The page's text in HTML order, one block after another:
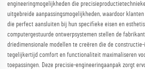
engineeringmogelijkheden die
uitgebreide aanpassingsmogelijkheden, waardoor
die perfect aansluiten bij hun specifieke eisen en
computergestuurde ontwerpsystemen stellen de
driedimensionale modellen te creëren die de
tegelijkertijd comfort en functionaliteit maximaliseren
toepassingen. Deze precisie-engineeringaanpak zorgt